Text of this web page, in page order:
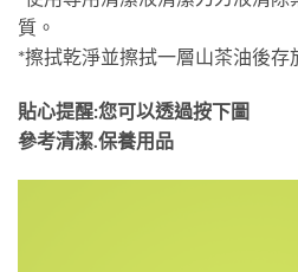
質。
*擦拭乾淨並擦拭一層山茶油後存
貼心提醒:您可以透過按下圖
參考清潔.保養用品